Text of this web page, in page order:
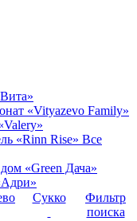
«Vityazevo Family»
«Rinn Rise» Все
«Green Дача»
Сукко
Фильтр
поиска